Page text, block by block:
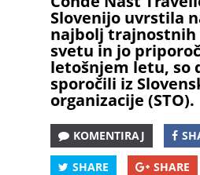
Slovenijo uvrstila
najbolj trajnostnih
svetu in jo
letošnjem letu, so
sporočili iz
organizacije (STO).
KOMENTIRAJ
SHARE SHARE